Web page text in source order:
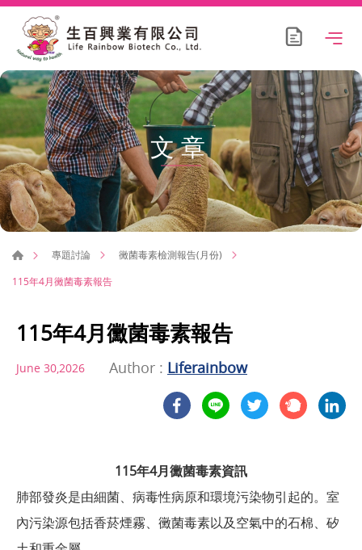
文章
專題討論 黴菌毒素檢測報告(月份)
115年4月黴菌毒素報告
115年4月黴菌毒素報告
June 30,2026 Author : Liferainbow
115年4月黴菌毒素資訊
肺部發炎是由細菌、病毒性病原和環境污染物引起的。室
內污染源包括香菸煙霧、黴菌毒素以及空氣中的石棉、矽